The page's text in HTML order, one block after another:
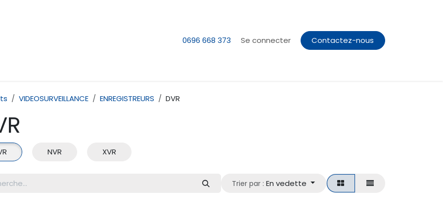
0696 668 373 Se connecter Contactez-nous
VIDEOSURVEILLANCE ENREGISTREURS DVR
NVR XVR
Trier par : En vedette